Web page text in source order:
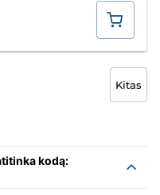
Pirkti
Kitas
kodą: